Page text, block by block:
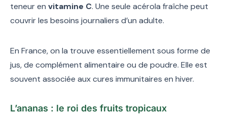
teneur en vitamine C. Une seule acérola fraîche peut
couvrir les besoins journaliers d’un adulte.
En France, on la trouve essentiellement sous forme de
jus, de complément alimentaire ou de poudre. Elle est
souvent associée aux cures immunitaires en hiver.
L’ananas : le roi des fruits tropicaux